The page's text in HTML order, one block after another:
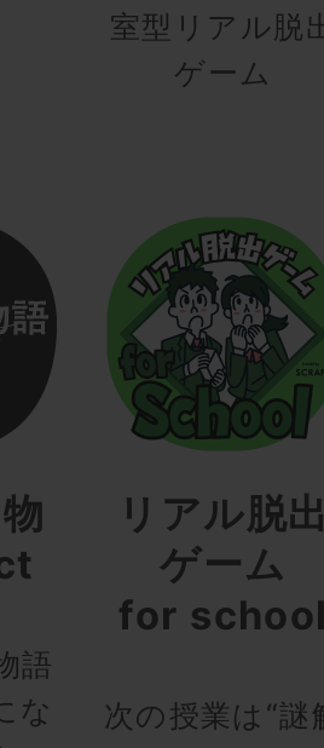
室型リアル脱
ゲーム
語
な
リアル脱
ゲーム
for
次の授業は“謎